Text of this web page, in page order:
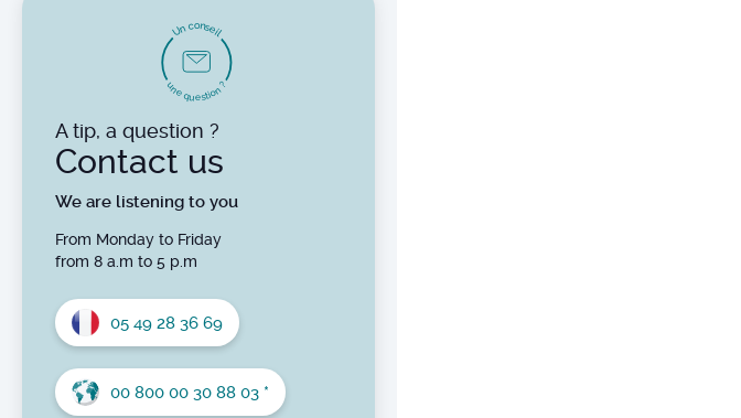
VERZORGINGSPRODUCTEN
NATUURLIJKE VERDEDIGING -
IMMUUNVERSTERKING
DETOXIFICATIE - DRAINAGE -
ELIMINATIE
METABOLISMEBALANS
EVENWICHT: STRESS – SLAAP –
JUNIOR
VITAMINEN - MINERALEN -
ANTIOXYDANTEN &
HARMONISATIE
unequestion?
Unconse
i
l
A tip, a question ?
Contact us
We are listening to you
From Monday to Friday
from 8 a.m to 5 p.m
05 49 28 36 69
00 800 00 30 88 03 *